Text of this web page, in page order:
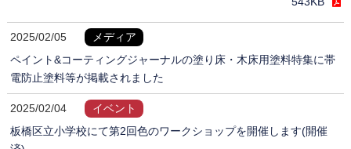
2025/02/05
メディア
ペイント&コーティングジャーナルの塗り床・木床用塗料特集に帯
電防止塗料等が掲載されました
2025/02/04
イベント
板橋区立小学校にて第2回色のワークショップを開催します(開催